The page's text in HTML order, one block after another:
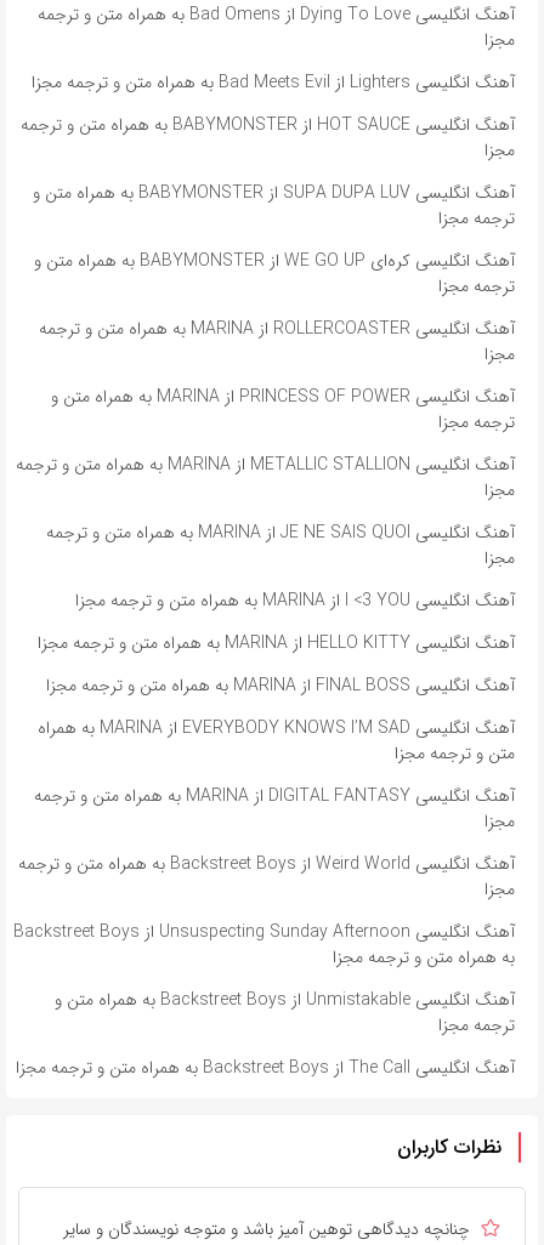
آهنگ انگلیسی Dying To Love از Bad Omens به همراه متن و ترجمه
مجزا
آهنگ انگلیسی Lighters از Bad Meets Evil به همراه متن و ترجمه مجزا
آهنگ انگلیسی HOT SAUCE از BABYMONSTER به همراه متن و ترجمه
مجزا
آهنگ انگلیسی SUPA DUPA LUV از BABYMONSTER به همراه متن و
ترجمه مجزا
آهنگ انگلیسی کره‌ای WE GO UP از BABYMONSTER به همراه متن و
ترجمه مجزا
آهنگ انگلیسی ROLLERCOASTER از MARINA به همراه متن و ترجمه
مجزا
آهنگ انگلیسی PRINCESS OF POWER از MARINA به همراه متن و
ترجمه مجزا
آهنگ انگلیسی METALLIC STALLION از MARINA به همراه متن و ترجمه
مجزا
آهنگ انگلیسی JE NE SAIS QUOI از MARINA به همراه متن و ترجمه
مجزا
آهنگ انگلیسی I <3 YOU از MARINA به همراه متن و ترجمه مجزا
آهنگ انگلیسی HELLO KITTY از MARINA به همراه متن و ترجمه مجزا
آهنگ انگلیسی FINAL BOSS از MARINA به همراه متن و ترجمه مجزا
آهنگ انگلیسی EVERYBODY KNOWS I’M SAD از MARINA به همراه
متن و ترجمه مجزا
آهنگ انگلیسی DIGITAL FANTASY از MARINA به همراه متن و ترجمه
مجزا
آهنگ انگلیسی Weird World از Backstreet Boys به همراه متن و ترجمه
مجزا
آهنگ انگلیسی Unsuspecting Sunday Afternoon از Backstreet Boys
به همراه متن و ترجمه مجزا
آهنگ انگلیسی Unmistakable از Backstreet Boys به همراه متن و
ترجمه مجزا
آهنگ انگلیسی The Call از Backstreet Boys به همراه متن و ترجمه مجزا
نظرات کاربران
چنانچه دیدگاهی توهین آمیز باشد و متوجه نویسندگان و سایر